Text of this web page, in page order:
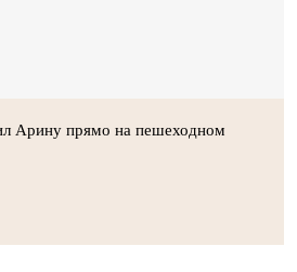
Арину прямо на пешеходном